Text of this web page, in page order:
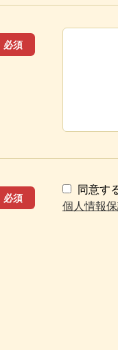
必須
必須
同意す
個人情報